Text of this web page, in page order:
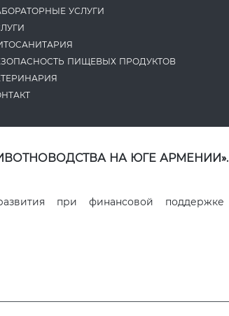
УСЛУГИ
ПИЩЕВЫХ ПРОДУКТОВ
НА ЮГЕ АРМЕНИИ».
при финансовой поддержке